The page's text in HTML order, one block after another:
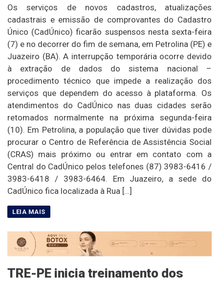
Os serviços de novos cadastros, atualizações
cadastrais e emissão de comprovantes do Cadastro
Único (CadÚnico) ficarão suspensos nesta sexta-feira
(7) e no decorrer do fim de semana, em Petrolina (PE) e
Juazeiro (BA). A interrupção temporária ocorre devido
à extração de dados do sistema nacional –
procedimento técnico que impede a realização dos
serviços que dependem do acesso à plataforma. Os
atendimentos do CadÚnico nas duas cidades serão
retomados normalmente na próxima segunda-feira
(10). Em Petrolina, a população que tiver dúvidas pode
procurar o Centro de Referência de Assistência Social
(CRAS) mais próximo ou entrar em contato com a
Central do CadÚnico pelos telefones (87) 3983-6416 /
3983-6418 / 3983-6464. Em Juazeiro, a sede do
CadÚnico fica localizada à Rua […]
TRE-PE inicia treinamento dos